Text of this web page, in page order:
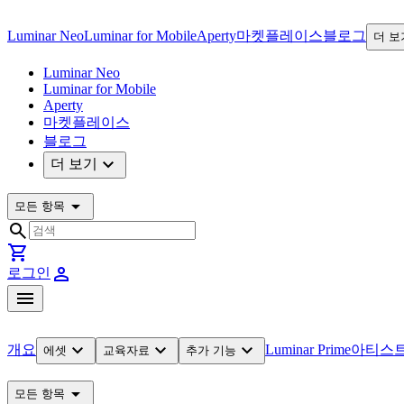
Luminar NeoLuminar for MobileAperty마켓플레이스블로그 더 보
Luminar Neo
Luminar for Mobile
Aperty
마켓플레이스
블로그
더 보기
expand_more
모든 항목 arrow_drop_down
search
shopping_cart
로그인 person
menu
개요 에셋 expand_more 교육자료 expand_more 추가 기능 expand_more Luminar Prime아티스
모든 항목 arrow_drop_down